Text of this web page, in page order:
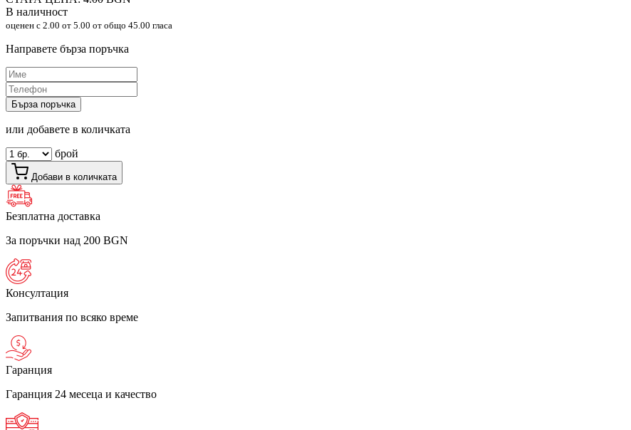
В наличност
оценен с 2.00 от 5.00 от общо 45.00 гласа
Направете бърза поръчка
Бърза поръчка
или добавете в количката
брой
Добави в количката
Безплатна доставка
За поръчки над 200 BGN
Консултация
Запитвания по всяко време
Гаранция
Гаранция 24 месеца и качество